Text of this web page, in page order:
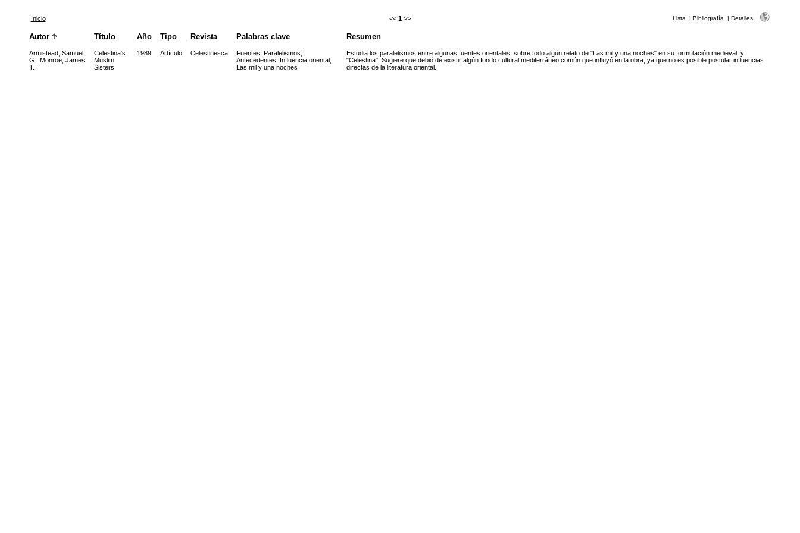
Inicio << 1 >> Lista | Bibliografía | Detalles
Autor Título Año Tipo Revista Palabras clave Resumen
Armistead, Samuel
G. ; Monroe, James
T.
Celestina's
Muslim
Sisters
1989 Artículo Celestinesca Fuentes; Paralelismos;
Antecedentes; Influencia oriental;
Las mil y una noches
Estudia los paralelismos entre algunas fuentes orientales, sobre todo algún relato de "Las mil y una noches" en su formulación medieval, y
"Celestina". Sugiere que debió de existir algún fondo cultural mediterráneo común que influyó en la obra, ya que no es posible postular influencias
directas de la literatura oriental.